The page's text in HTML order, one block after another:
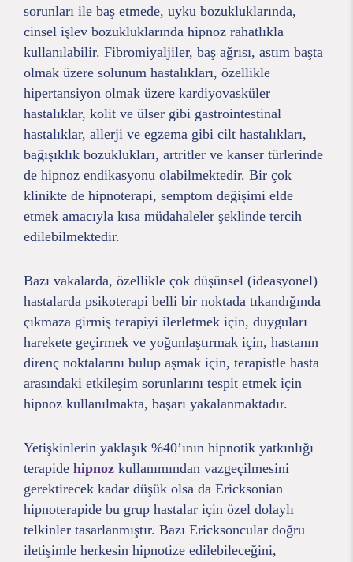
sorunları ile baş etmede, uyku bozukluklarında,
cinsel işlev bozukluklarında hipnoz rahatlıkla
kullanılabilir. Fibromiyaljiler, baş ağrısı, astım başta
olmak üzere solunum hastalıkları, özellikle
hipertansiyon olmak üzere kardiyovasküler
hastalıklar, kolit ve ülser gibi gastrointestinal
hastalıklar, allerji ve egzema gibi cilt hastalıkları,
bağışıklık bozuklukları, artritler ve kanser türlerinde
de hipnoz endikasyonu olabilmektedir. Bir çok
klinikte de hipnoterapi, semptom değişimi elde
etmek amacıyla kısa müdahaleler şeklinde tercih
edilebilmektedir.
Bazı vakalarda, özellikle çok düşünsel (ideasyonel)
hastalarda psikoterapi belli bir noktada tıkandığında
çıkmaza girmiş terapiyi ilerletmek için, duyguları
harekete geçirmek ve yoğunlaştırmak için, hastanın
direnç noktalarını bulup aşmak için, terapistle hasta
arasındaki etkileşim sorunlarını tespit etmek için
hipnoz kullanılmakta, başarı yakalanmaktadır.
Yetişkinlerin yaklaşık %40’ının hipnotik yatkınlığı
terapide hipnoz kullanımından vazgeçilmesini
gerektirecek kadar düşük olsa da Ericksonian
hipnoterapide bu grup hastalar için özel dolaylı
telkinler tasarlanmıştır. Bazı Ericksoncular doğru
iletişimle herkesin hipnotize edilebileceğini,